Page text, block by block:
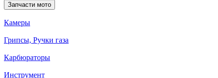
Запчасти мото
Камеры
Грипсы, Ручки газа
Карбюраторы
Инструмент